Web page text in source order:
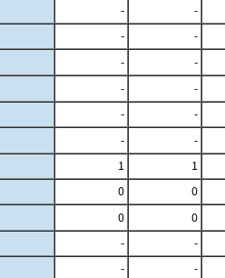
- -
- -
- -
- -
- -
- -
1 1
0 0
0 0
- -
- -